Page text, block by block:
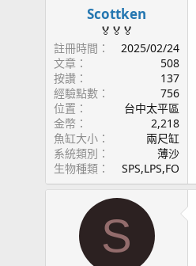
Scottken
🏅🏅🏅
註冊時間
2025/02/24
文章
508
按讚
137
經驗點數
756
位置
台中太平區
金幣
2,218
魚缸大小
兩尺缸
系統類別
薄沙
生物種類
SPS,LPS,FO
S